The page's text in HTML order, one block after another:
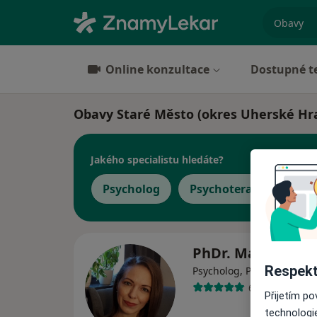
Online konzultace Dostupné
Obavy Staré Město (okres Uherské
Jakého specialistu hledáte?
Psycholog Psychoterapeut
PhDr. Martina
Psycholog,
6 názorů
Přijetím